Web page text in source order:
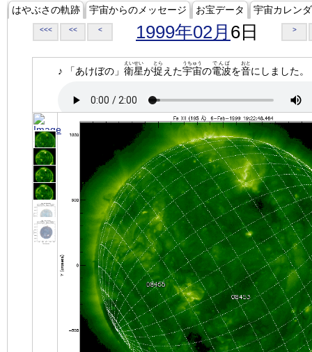
はやぶさの軌跡 宇宙からのメッセージ お宝データ 宇宙カレン
<<< << < 1999年02月 6日 >
♪ 「あけぼの」 衛星
えいせい
が捉
とら
えた宇宙
うちゅう
の電波
でんぱ
を音
おと
にしました。